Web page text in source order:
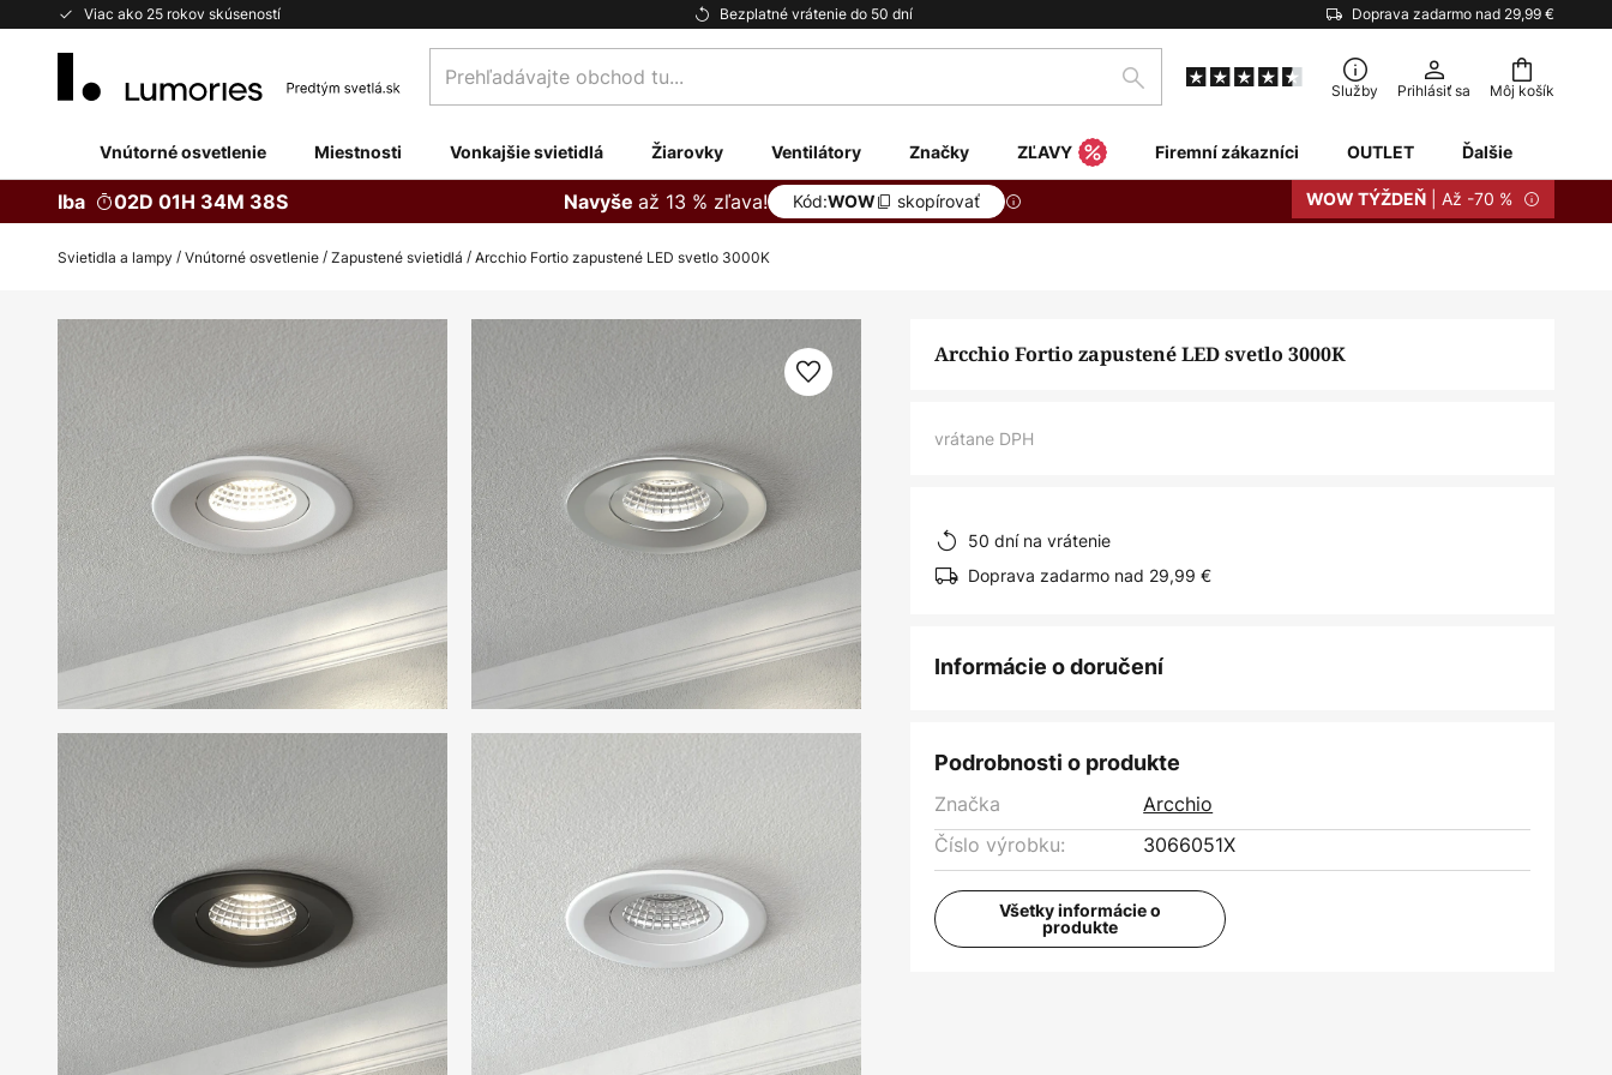
Viac ako 25 rokov skúseností Bezplatné vrátenie do 50 dní Doprava zadarmo nad 29,99 €
Skip
Môj košík
Prehľadávajte
obchod
Hľadať Služby Prihlásiť sa
Vnútorné osvetlenie Miestnosti Vonkajšie svietidlá Žiarovky Ventilátory Značky ZĽAVY Firemní zákazníci OUTLET Ďalšie
Iba 02D 01H 34M 37S Navyše až 13 % zľava! Kód:WOW skopírovať WOW TÝŽDEŇ | Až -70 %
Svietidla a lampy Vnútorné osvetlenie Zapustené svietidlá Arcchio Fortio zapustené LED svetlo 3000K
koniec
galérie
obrázkov
Arcchio Fortio zapustené LED svetlo 3000K
vrátane DPH
50 dní na vrátenie
Doprava zadarmo nad 29,99 €
Informácie o doručení
Podrobnosti o produkte
Značka
Arcchio
Číslo výrobku:
3066051X
Všetky informácie o
produkte